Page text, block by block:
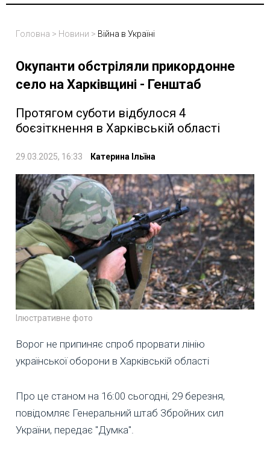
Головна > Новини > Війна в Україні
Окупанти обстріляли прикордонне
село на Харківщині - Генштаб
Протягом суботи відбулося 4
боєзіткнення в Харківській області
29.03.2025, 16:33 Катерина Ільїна
Ілюстративне фото
Ворог не припиняє спроб прорвати лінію
української оборони в Харківській області
Про це станом на 16:00 сьогодні, 29 березня,
повідомляє Генеральний штаб Збройних сил
України, передає "Думка".